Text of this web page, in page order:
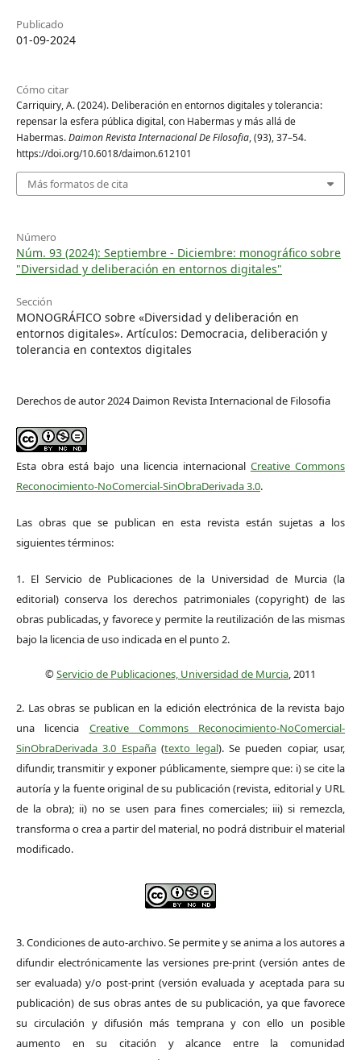
Publicado
01-09-2024
Cómo citar
Carriquiry, A. (2024). Deliberación en entornos digitales y tolerancia:
repensar la esfera pública digital, con Habermas y más allá de
Habermas.Daimon Revista Internacional De Filosofia, (93), 37–54.
https://doi.org/10.6018/daimon.612101
Más formatos de cita
Número
Núm. 93 (2024): Septiembre - Diciembre: monográfico sobre
"Diversidad y deliberación en entornos digitales"
Sección
MONOGRÁFICO sobre «Diversidad y deliberación en
entornos digitales». Artículos: Democracia, deliberación y
tolerancia en contextos digitales
Derechos de autor 2024 Daimon Revista Internacional de Filosofia
Esta obra está bajo una licencia internacional Creative Commons
Reconocimiento-NoComercial-SinObraDerivada 3.0.
Las obras que se publican en esta revista están sujetas a los
siguientes términos:
1. El Servicio de Publicaciones de la Universidad de Murcia (la
editorial) conserva los derechos patrimoniales (copyright) de las
obras publicadas, y favorece y permite la reutilización de las mismas
bajo la licencia de uso indicada en el punto 2.
©Servicio de Publicaciones, Universidad de Murcia, 2011
2. Las obras se publican en la edición electrónica de la revista bajo
una licencia Creative Commons Reconocimiento-NoComercial-
SinObraDerivada 3.0 España(texto legal). Se pueden copiar, usar,
difundir, transmitir y exponer públicamente, siempre que: i) se cite la
autoría y la fuente original de su publicación (revista, editorial y URL
de la obra); ii) no se usen para fines comerciales; iii) si remezcla,
transforma o crea a partir del material, no podrá distribuir el material
modificado.
3. Condiciones de auto-archivo. Se permite y se anima a los autores a
difundir electrónicamente las versiones pre-print (versión antes de
ser evaluada) y/o post-print (versión evaluada y aceptada para su
publicación) de sus obras antes de su publicación, ya que favorece
su circulación y difusión más temprana y con ello un posible
aumento en su citación y alcance entre la comunidad